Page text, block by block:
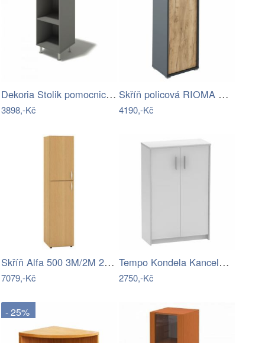
Dekoria Stolik pomocniczy Sabbia 50cm,…
3898,-Kč
Skříň policová RIOMA TYP 10 Tempo…
4190,-Kč
Skříň Alfa 500 3M/2M 2x FT dveře LTD-AF
7079,-Kč
Tempo Kondela Kancelářská skříňka Johan…
2750,-Kč
- 25%